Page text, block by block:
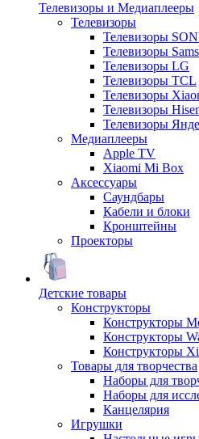
Телевизоры и Медиаплееры
Телевизоры
Телевизоры
Телевизоры
Телевизоры LG
Телевизоры TCL
Телевизоры
Телевизоры
Телевизоры
Медиаплееры
Apple TV
Xiaomi Mi Box
Аксессуары
Саундбары
Кабели и блоки
Кронштейны
Проекторы
Детские товары
Конструкторы
Конструкторы
Конструкторы
Конструкторы
Товары для творчества
Наборы для
Наборы для
Канцелярия
Игрушки